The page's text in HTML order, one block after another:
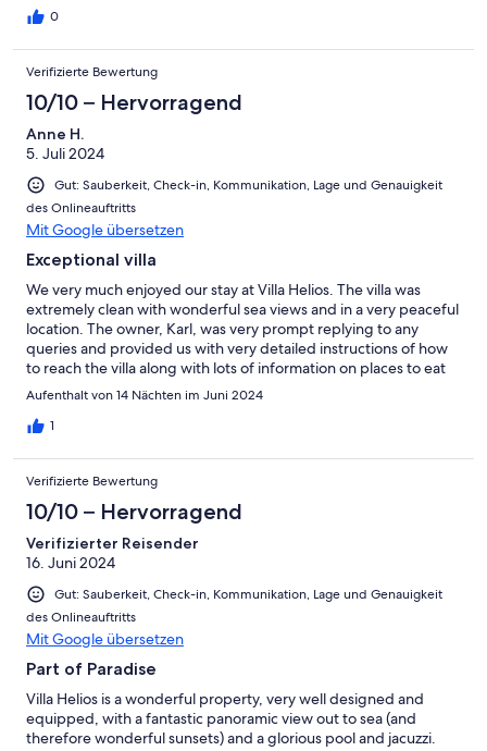
0
Verifizierte Bewertung
10/10 – Hervorragend
Anne H.
5. Juli 2024
Gut: Sauberkeit, Check-in, Kommunikation, Lage und Genauigkeit
des Onlineauftritts
Mit Google übersetzen
Exceptional villa
We very much enjoyed our stay at Villa Helios. The villa was
extremely clean with wonderful sea views and in a very peaceful
location. The owner, Karl, was very prompt replying to any
queries and provided us with very detailed instructions of how
to reach the villa along with lots of information on places to eat
and visit.
Aufenthalt von 14 Nächten im Juni 2024
1
Verifizierte Bewertung
10/10 – Hervorragend
Verifizierter Reisender
16. Juni 2024
Gut: Sauberkeit, Check-in, Kommunikation, Lage und Genauigkeit
des Onlineauftritts
Mit Google übersetzen
Part of Paradise
Villa Helios is a wonderful property, very well designed and
equipped, with a fantastic panoramic view out to sea (and
therefore wonderful sunsets) and a glorious pool and jacuzzi.